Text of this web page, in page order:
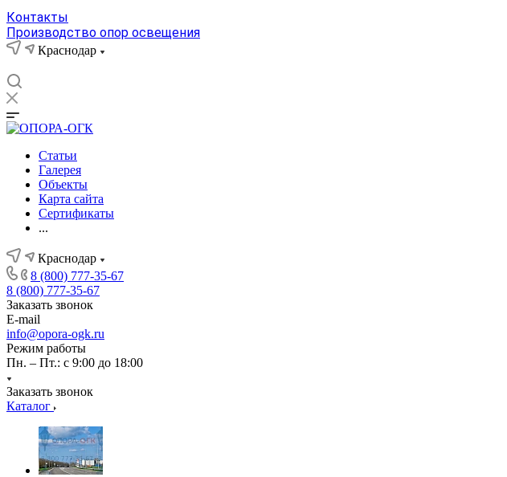
Контакты
Производство опор освещения
Краснодар
Статьи
Галерея
Объекты
Карта сайта
Сертификаты
...
Краснодар
8 (800) 777-35-67
8 (800) 777-35-67
Заказать звонок
E-mail
info@opora-ogk.ru
Режим работы
Пн. – Пт.: с 9:00 до 18:00
Заказать звонок
Каталог